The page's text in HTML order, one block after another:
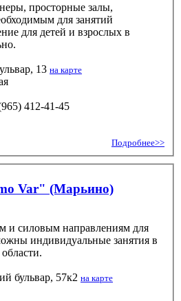
просторные залы,
для занятий
для детей и взрослых в
13 на карте
412-41-45
Подробнее>>
Var" (Марьино)
и силовым направлениям для
индивидуальные занятия в
бульвар, 57к2 на карте